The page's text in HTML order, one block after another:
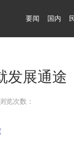
要闻 国内
发展通途
览次数：